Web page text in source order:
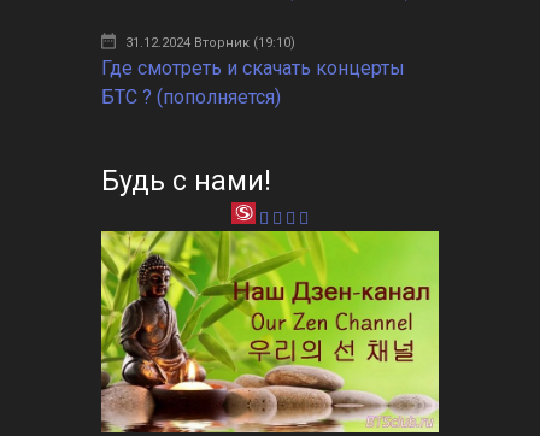
31.12.2024 Вторник (19:10)
Где смотреть и скачать концерты
БТС ? (пополняется)
Будь с нами!